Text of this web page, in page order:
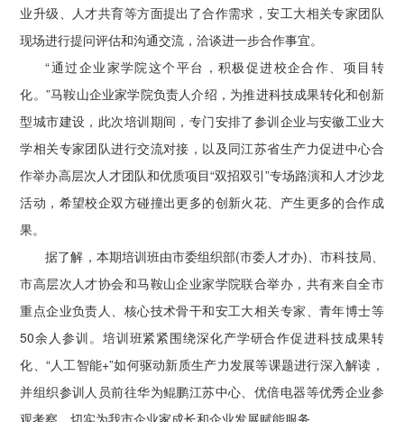
业升级、人才共育等方面提出了合作需求，安工大相关专家团队
现场进行提问评估和沟通交流，洽谈进一步合作事宜。
“通过企业家学院这个平台，积极促进校企合作、项目转
化。”马鞍山企业家学院负责人介绍，为推进科技成果转化和创新
型城市建设，此次培训期间，专门安排了参训企业与安徽工业大
学相关专家团队进行交流对接，以及同江苏省生产力促进中心合
作举办高层次人才团队和优质项目“双招双引”专场路演和人才沙龙
活动，希望校企双方碰撞出更多的创新火花、产生更多的合作成
果。
据了解，本期培训班由市委组织部(市委人才办)、市科技局、
市高层次人才协会和马鞍山企业家学院联合举办，共有来自全市
重点企业负责人、核心技术骨干和安工大相关专家、青年博士等
50余人参训。培训班紧紧围绕深化产学研合作促进科技成果转
化、“人工智能+”如何驱动新质生产力发展等课题进行深入解读，
并组织参训人员前往华为鲲鹏江苏中心、优倍电器等优秀企业参
观考察，切实为我市企业家成长和企业发展赋能服务。